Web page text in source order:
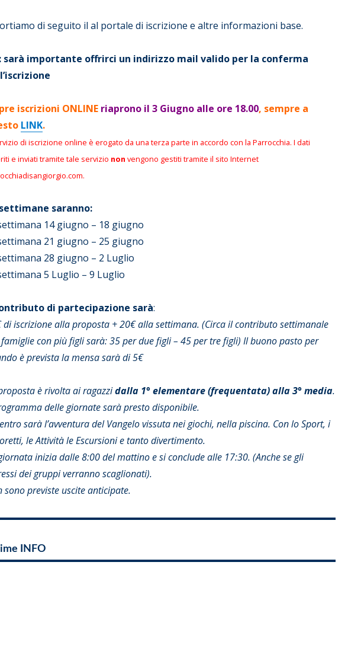
di seguito il al portale di iscrizione e altre informazioni base.
sarà importante offrirci un indirizzo mail valido per la conferma
iscrizioni ONLINE riaprono il 3 Giugno alle ore 18.00, sempre a
LINK.
di iscrizione online è erogato da una terza parte in accordo con la Parrocchia. I dati
e inviati tramite tale servizio non vengono gestiti tramite il sito Internet
saranno:
14 giugno – 18 giugno
21 giugno – 25 giugno
28 giugno – 2 Luglio
5 Luglio – 9 Luglio
di partecipazione sarà:
di iscrizione alla proposta + 20€ alla settimana. (Circa il contributo settimanale
con più figli sarà: 35 per due figli – 45 per tre figli) Il buono pasto per
è prevista la mensa sarà di 5€
è rivolta ai ragazzidalla 1° elementare (frequentata) alla 3° media.
delle giornate sarà presto disponibile.
sarà l’avventura del Vangelo vissuta nei giochi, nella piscina. Con lo Sport, i
le Attività le Escursioni e tanto divertimento.
inizia dalle 8:00 del mattino e si conclude alle 17:30. (Anche se gli
dei gruppi verranno scaglionati).
sono previste uscite anticipate.
INFO